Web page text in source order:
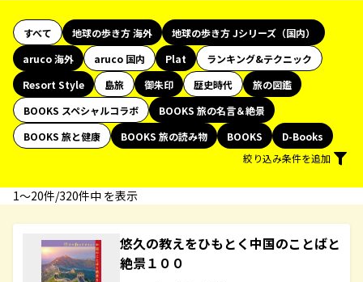
すべて 地球の歩き方 海外
地球の歩き方 Jシリーズ（国内）
aruco 海外
aruco 国内 Plat
ランキング&テクニック
Resort Style
島旅 御朱印 歴史時代
旅の図鑑
BOOKS スペシャルコラボ
BOOKS 旅の名言＆絶景
BOOKS 旅と健康
BOOKS 旅の読み物 BOOKS
D-Books
絞り込み条件を追加
1〜20件/320件中 を表示
悠久の教えをひもとく中国のことばと
絶景１００